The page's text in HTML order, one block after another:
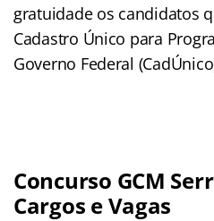
gratuidade os candidatos
Cadastro Único para
Governo Federal
Concurso GCM
Cargos e Vagas